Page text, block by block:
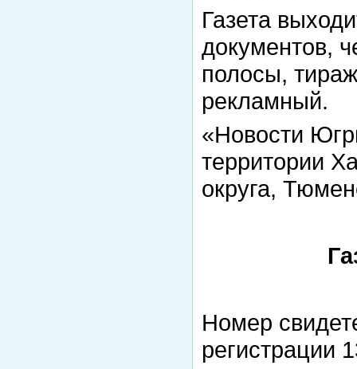
Газета
документов,
полосы,
рекламный.
«Новости
территории
округа,
Номер
регистрации